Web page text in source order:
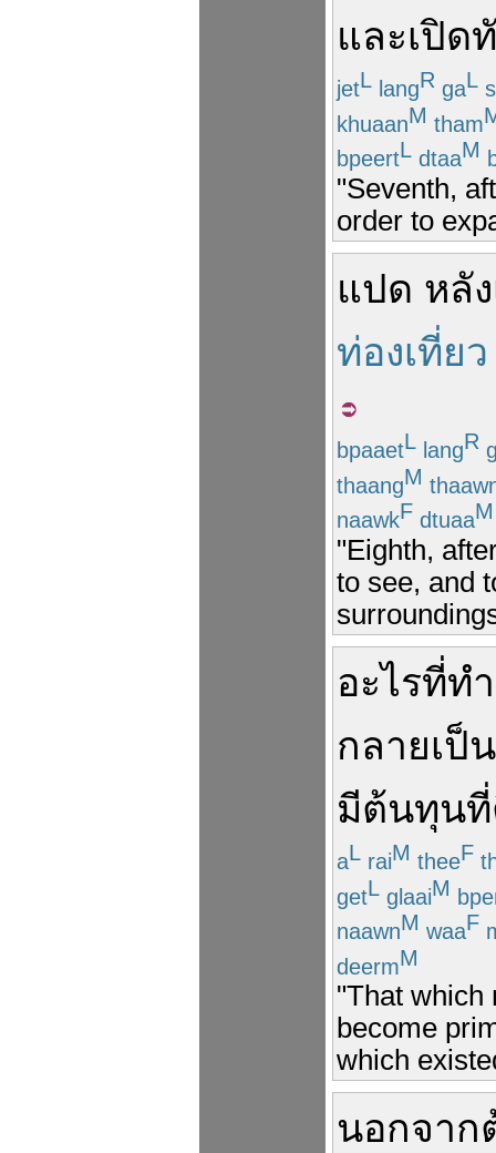
และเปิด
jetL langR gaL
khuaanM tham
bpeertL dtaaM
"Seventh,
order to
แปด หลัง
ท่องเที่ยว
bpaaetL langR
thaangM
naawkF dtuaaM
"Eighth,
to see, and
อะไรที่ท
กลายเป็น
มีต้นทุนที่
aL raiM theeF
getL glaaiM
naawnM waaF
deermM
"That which
become
which
นอกจาก